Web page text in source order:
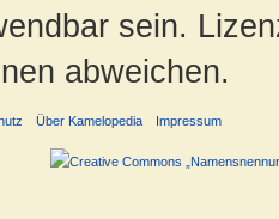
sein.
abweichen.
Über Kamelopedia Impressum